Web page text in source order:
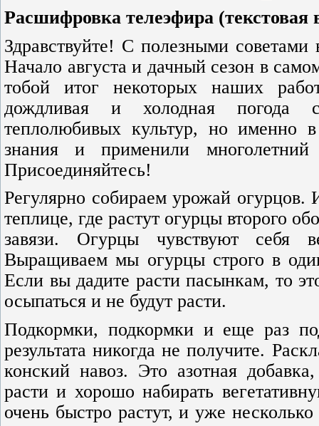
Расшифровка телеэфира (текстовая
Здравствуйте! С полезными
Начало августа и дачный сезон в
тобой итог некоторых наших
дождливая и холодная погода
теплолюбивых культур, но именно
знания и применили
Присоединяйтесь!
Регулярно собираем урожай
теплице, где растут огурцы второго
завязи. Огурцы чувствуют себя
Выращиваем мы огурцы строго в
Если вы дадите расти пасынкам, то
осыпаться и не будут расти.
Подкормки, подкормки и еще раз
результата никогда не получите.
конский навоз. Это азотная
расти и хорошо набирать
очень быстро растут, и уже